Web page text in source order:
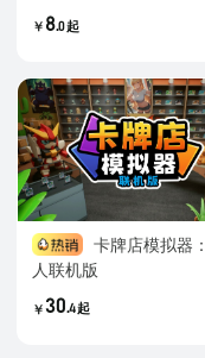
￥ 8.0起
卡牌店模拟器：多
人联机版
￥30 .4起